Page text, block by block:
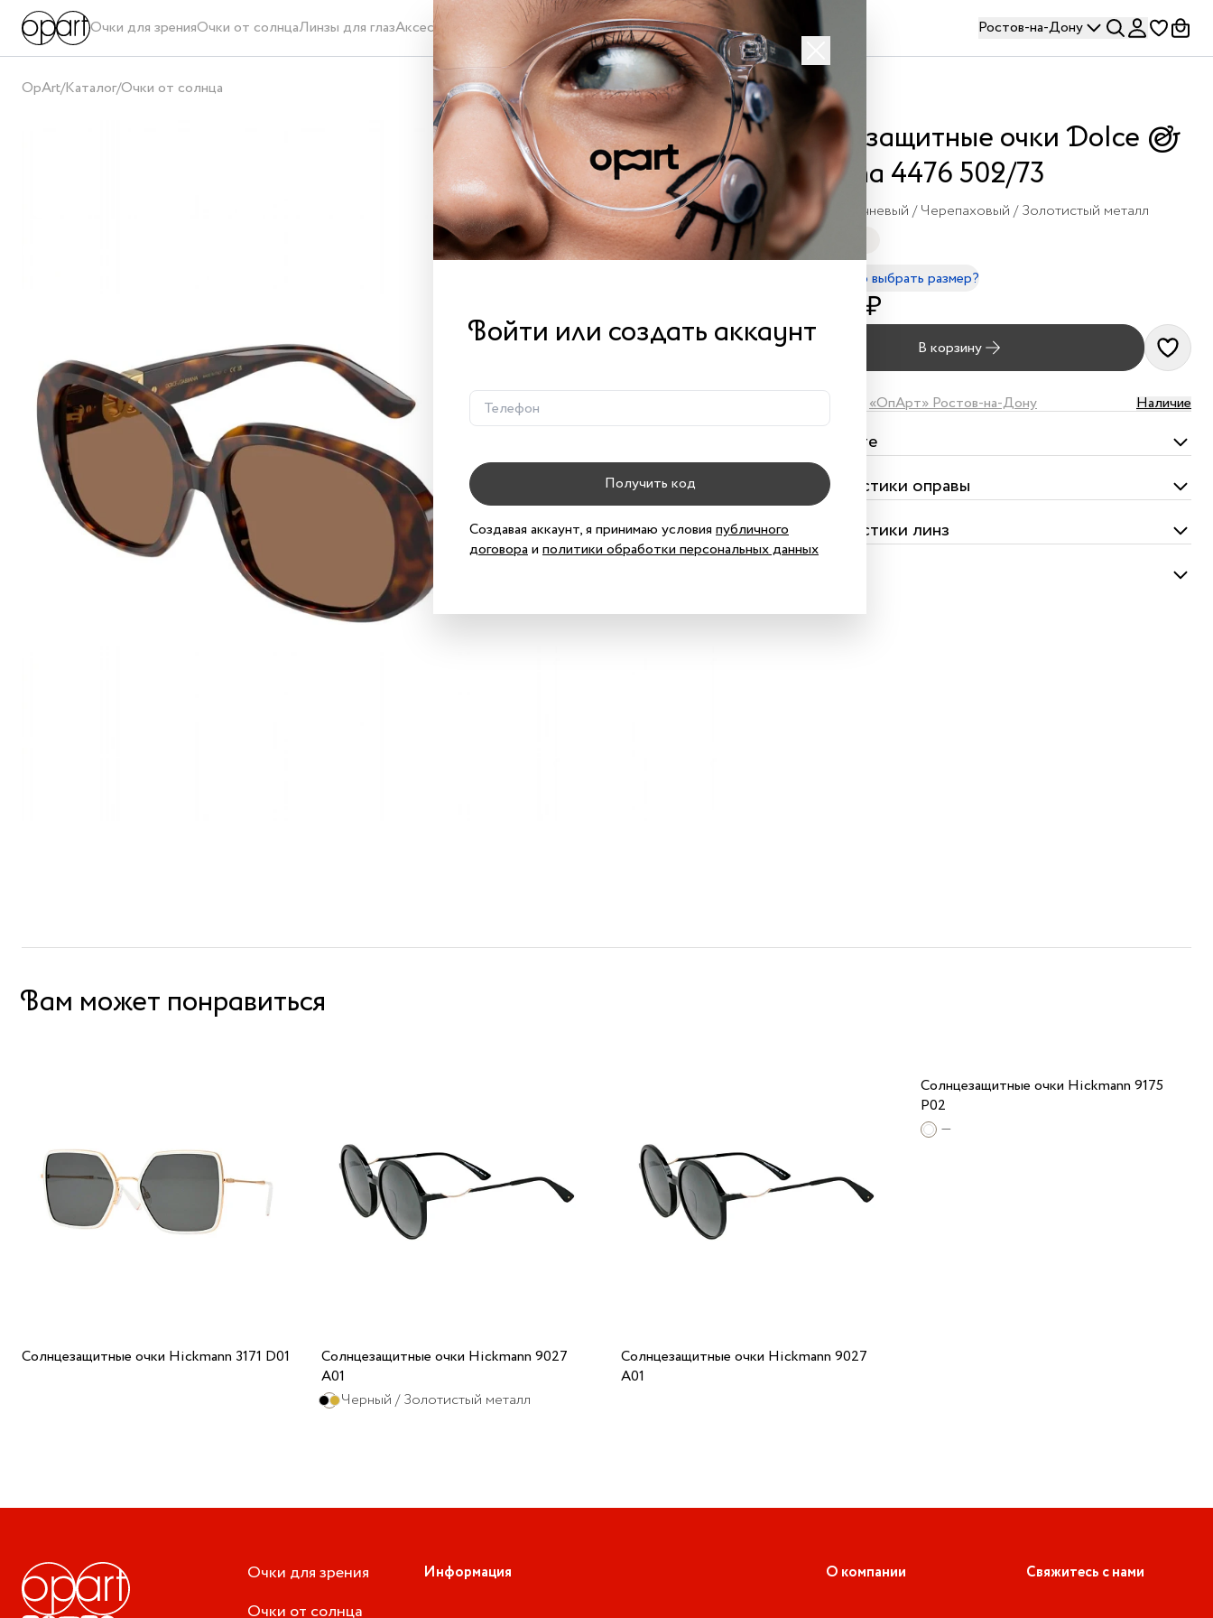
Очки для зренияОчки от солнцаЛинзы для глазАксессуары Проверка зрения Ростов-на-Дону
Войти или создать аккаунт
Получить код
Создавая аккаунт, я принимаю условия публичного
договораи политики обработки персональных данных
OpArt/Каталог/Очки от солнца
Солнцезащитные очки Dolce &
Gabbana 4476 502/73
Коричневый / Черепаховый / Золотистый металл
XL - 140mm
Как правильно выбрать размер?
33 900 ₽
В корзину
«ОпАрт» Ростов-на-Дону Наличие
В комплекте
Характеристики оправы
Характеристики линз
Вам может понравиться
Солнцезащитные очки Hickmann 3171 D01
Солнцезащитные очки Hickmann 9027
A01
Черный / Золотистый металл
Солнцезащитные очки Hickmann 9027
A01
Солнцезащитные очки Hickmann 9175
P02
—
Очки для зрения
Очки от солнца
Информация О компании Свяжитесь с нами